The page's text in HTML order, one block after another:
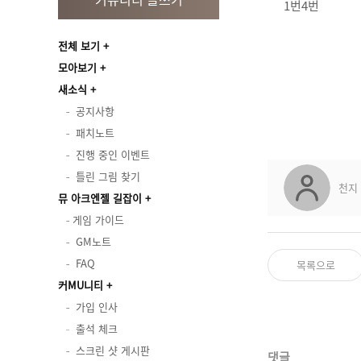
전체 보기
모아보기
새소식
공지사항
패치노트
진행 중인 이벤트
틀린 그림 찾기
뮤 아크엔젤 길잡이
게임 가이드
GM노트
FAQ
커MU니티
가입 인사
출석 체크
스크린 샷 게시판
1번4번
천지
목록으로
댓글